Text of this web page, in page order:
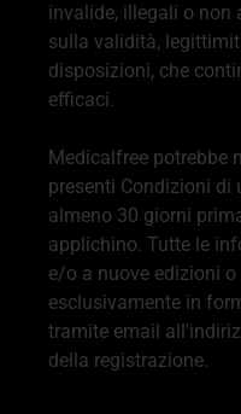
invalide, illegali o non
sulla validità,
disposizioni, che
efficaci.
Medicalfree potrebbe
presenti Condizioni di
almeno 30 giorni
applichino. Tutte le
e/o a nuove edizioni
esclusivamente in
tramite email
della registrazione.